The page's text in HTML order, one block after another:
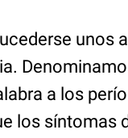
unos
a los
los síntomas